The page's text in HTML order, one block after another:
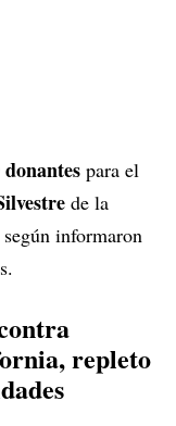
donantes para el
de la
informaron
repleto